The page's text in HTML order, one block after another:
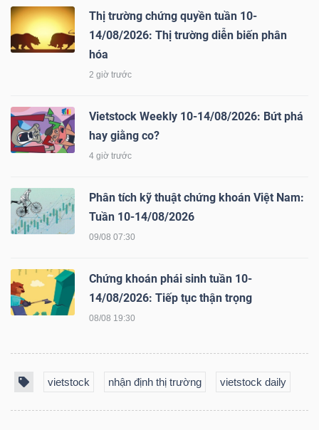
Thị trường chứng quyền tuần 10-
14/08/2026: Thị trường diễn biến phân
hóa
2 giờ trước
Vietstock Weekly 10-14/08/2026: Bứt phá
hay giằng co?
4 giờ trước
Phân tích kỹ thuật chứng khoán Việt Nam:
Tuần 10-14/08/2026
09/08 07:30
Chứng khoán phái sinh tuần 10-
14/08/2026: Tiếp tục thận trọng
08/08 19:30
vietstock nhận định thị trường vietstock daily
của
tác
Báo
cáo
tích
(-)
ngữ
(-)
(-)